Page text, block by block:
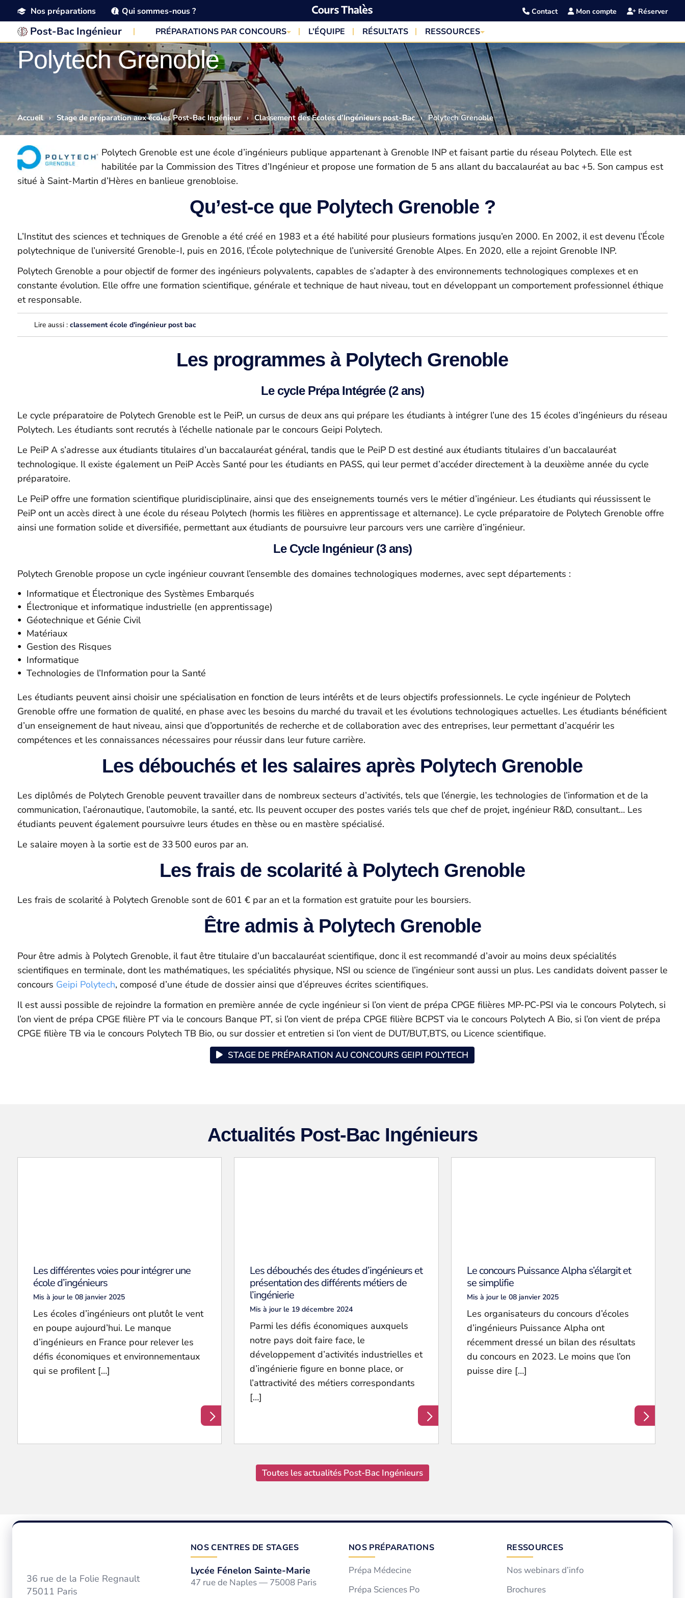
Nos préparations Qui sommes-nous ? Contact Mon compte Réserver
Post-Bac Ingénieur PRÉPARATIONS PAR CONCOURS L’ÉQUIPE RÉSULTATS RESSOURCES
Polytech Grenoble
Accueil › Stage de préparation aux écoles Post-Bac Ingénieur › Classement des Écoles d’Ingénieurs post-Bac › Polytech Grenoble
Polytech Grenoble est une école d’ingénieurs publique appartenant à Grenoble INP et faisant partie du réseau Polytech. Elle est
habilitée par la Commission des Titres d’Ingénieur et propose une formation de 5 ans allant du baccalauréat au bac +5. Son campus est
situé à Saint-Martin d’Hères en banlieue grenobloise.
Qu’est-ce que Polytech Grenoble ?
L’Institut des sciences et techniques de Grenoble a été créé en 1983 et a été habilité pour plusieurs formations jusqu’en 2000. En 2002, il est devenu l’École
polytechnique de l’université Grenoble-I, puis en 2016, l’École polytechnique de l’université Grenoble Alpes. En 2020, elle a rejoint Grenoble INP.
Polytech Grenoble a pour objectif de former des ingénieurs polyvalents, capables de s’adapter à des environnements technologiques complexes et en
constante évolution. Elle offre une formation scientifique, générale et technique de haut niveau, tout en développant un comportement professionnel éthique
et responsable.
Lire aussi : classement école d'ingénieur post bac
Les programmes à Polytech Grenoble
Le cycle Prépa Intégrée (2 ans)
Le cycle préparatoire de Polytech Grenoble est le PeiP, un cursus de deux ans qui prépare les étudiants à intégrer l’une des 15 écoles d’ingénieurs du réseau
Polytech. Les étudiants sont recrutés à l’échelle nationale par le concours Geipi Polytech.
Le PeiPA s’adresse aux étudiants titulaires d’un baccalauréat général, tandis que le PeiPD est destiné aux étudiants titulaires d’un baccalauréat
technologique. Il existe également un PeiPAccès Santé pour les étudiants en PASS, qui leur permet d’accéder directement à la deuxième année du cycle
préparatoire.
Le PeiPoffre une formation scientifique pluridisciplinaire, ainsi que des enseignements tournés vers le métier d’ingénieur. Les étudiants qui réussissent le
PeiPont un accès direct à une école du réseau Polytech (hormis les filières en apprentissage et alternance). Le cycle préparatoire de Polytech Grenoble offre
ainsi une formation solide et diversifiée, permettant aux étudiants de poursuivre leur parcours vers une carrière d’ingénieur.
Le Cycle Ingénieur (3 ans)
Polytech Grenoble propose un cycle ingénieur couvrant l’ensemble des domaines technologiques modernes, avec sept départements :
Informatique et Électronique des Systèmes Embarqués
Électronique et informatique industrielle (en apprentissage)
Géotechnique et Génie Civil
Matériaux
Gestion des Risques
Informatique
Technologies de l’Information pour la Santé
Les étudiants peuvent ainsi choisir une spécialisation en fonction de leurs intérêts et de leurs objectifs professionnels. Le cycle ingénieur de Polytech
Grenoble offre une formation de qualité, en phase avec les besoins du marché du travail et les évolutions technologiques actuelles. Les étudiants bénéficient
d’un enseignement de haut niveau, ainsi que d’opportunités de recherche et de collaboration avec des entreprises, leur permettant d’acquérir les
compétences et les connaissances nécessaires pour réussir dans leur future carrière.
Les débouchés et les salaires après Polytech Grenoble
Les diplômés de Polytech Grenoble peuvent travailler dans de nombreux secteurs d’activités, tels que l’énergie, les technologies de l’information et de la
communication, l’aéronautique, l’automobile, la santé, etc. Ils peuvent occuper des postes variés tels que chef de projet, ingénieur R&D, consultant… Les
étudiants peuvent également poursuivre leurs études en thèse ou en mastère spécialisé.
Le salaire moyen à la sortie est de 33 500 euros par an.
Les frais de scolarité à Polytech Grenoble
Les frais de scolarité à Polytech Grenoble sont de 601 € par an et la formation est gratuite pour les boursiers.
Être admis à Polytech Grenoble
Pour être admis à Polytech Grenoble, il faut être titulaire d’un baccalauréat scientifique, donc il est recommandé d’avoir au moins deux spécialités
scientifiques en terminale, dont les mathématiques, les spécialités physique, NSI ou science de l’ingénieur sont aussi un plus. Les candidats doivent passer le
concours Geipi Polytech, composé d’une étude de dossier ainsi que d’épreuves écrites scientifiques.
Il est aussi possible de rejoindre la formation en première année de cycle ingénieur si l’on vient de prépa CPGE filières MP-PC-PSI via le concours Polytech, si
l’on vient de prépa CPGE filière PT via le concours Banque PT, si l’on vient de prépa CPGE filière BCPST via le concours Polytech A Bio, si l’on vient de prépa
CPGE filière TB via le concours Polytech TB Bio, ou sur dossier et entretien si l’on vient de DUT/BUT,BTS, ou Licence scientifique.
STAGE DE PRÉPARATION AU CONCOURS GEIPI POLYTECH
Actualités Post-Bac Ingénieurs
Les différentes voies pour intégrer une
école d’ingénieurs
Mis à jour le 08 janvier 2025
Les écoles d’ingénieurs ont plutôt le vent
en poupe aujourd’hui. Le manque
d’ingénieurs en France pour relever les
défis économiques et environnementaux
qui se profilent […]
Les débouchés des études d’ingénieurs et
présentation des différents métiers de
l’ingénierie
Mis à jour le 19 décembre 2024
Parmi les défis économiques auxquels
notre pays doit faire face, le
développement d’activités industrielles et
d’ingénierie figure en bonne place, or
l’attractivité des métiers correspondants
[…]
Le concours Puissance Alpha s’élargit et
se simplifie
Mis à jour le 08 janvier 2025
Les organisateurs du concours d’écoles
d’ingénieurs Puissance Alpha ont
récemment dressé un bilan des résultats
du concours en 2023. Le moins que l’on
puisse dire […]
Toutes les actualités Post-Bac Ingénieurs
36 rue de la Folie Regnault
75011 Paris
NOS CENTRES DE STAGES
Lycée Fénelon Sainte-Marie
47 rue de Naples — 75008 Paris
NOS PRÉPARATIONS
Prépa Médecine
Prépa Sciences Po
RESSOURCES
Nos webinars d’info
Brochures